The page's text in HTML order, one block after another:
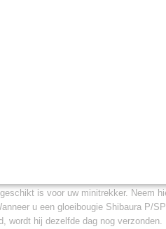
ST324
gaat vervangen op uw
tractor te vergelijken. De
tractoren. Bij Minitractorparts kunnen
is voor uw minitrekker. Neem
u een gloeibougie Shibaura P/
wordt hij dezelfde dag nog